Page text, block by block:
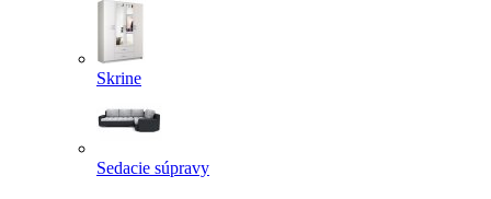
Skrine
Sedacie súpravy